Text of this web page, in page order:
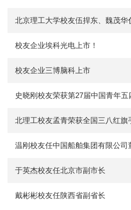
北京理工大学校友伍捍东、魏茂华
约仪式、颁奖仪式圆满完成
校友企业埃科光电上市！
校友企业三博脑科上市
史晓刚校友荣获第27届中国青年五
北理工校友孟青荣获全国三八红旗
温刚校友任中国船舶集团有限公司
组书记
​于英杰校友任北京市副市长
戴彬彬校友任陕西省副省长